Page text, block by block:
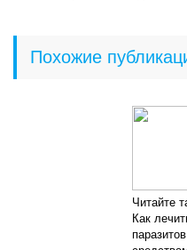
Похожие
Читайте
Как